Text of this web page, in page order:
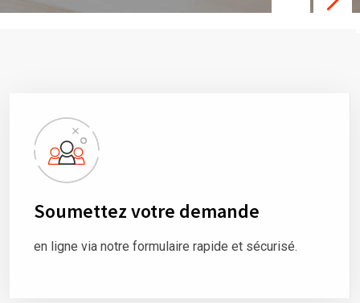
Soumettez votre demande
en ligne via notre formulaire rapide et sécurisé.